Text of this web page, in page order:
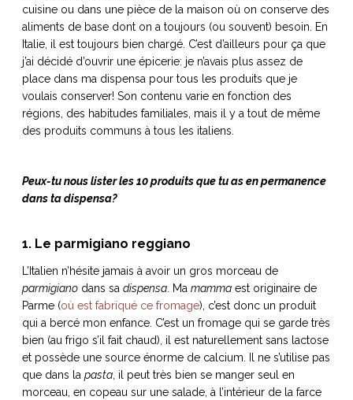
cuisine ou dans une pièce de la maison où on conserve des
aliments de base dont on a toujours (ou souvent) besoin. En
Italie, il est toujours bien chargé. C’est d’ailleurs pour ça que
j’ai décidé d’ouvrir une épicerie: je n’avais plus assez de
place dans ma dispensa pour tous les produits que je
voulais conserver! Son contenu varie en fonction des
régions, des habitudes familiales, mais il y a tout de même
des produits communs à tous les italiens.
Peux-tu nous lister les 10 produits que tu as en permanence
dans ta dispensa?
1. Le parmigiano reggiano
L’Italien n’hésite jamais à avoir un gros morceau de
parmigianodans sa dispensa. Ma mammaest originaire de
Parme (où est fabriqué ce fromage), c’est donc un produit
qui a bercé mon enfance. C’est un fromage qui se garde très
bien (au frigo s’il fait chaud), il est naturellement sans lactose
et possède une source énorme de calcium. Il ne s’utilise pas
que dans la pasta, il peut très bien se manger seul en
morceau, en copeau sur une salade, à l’intérieur de la farce